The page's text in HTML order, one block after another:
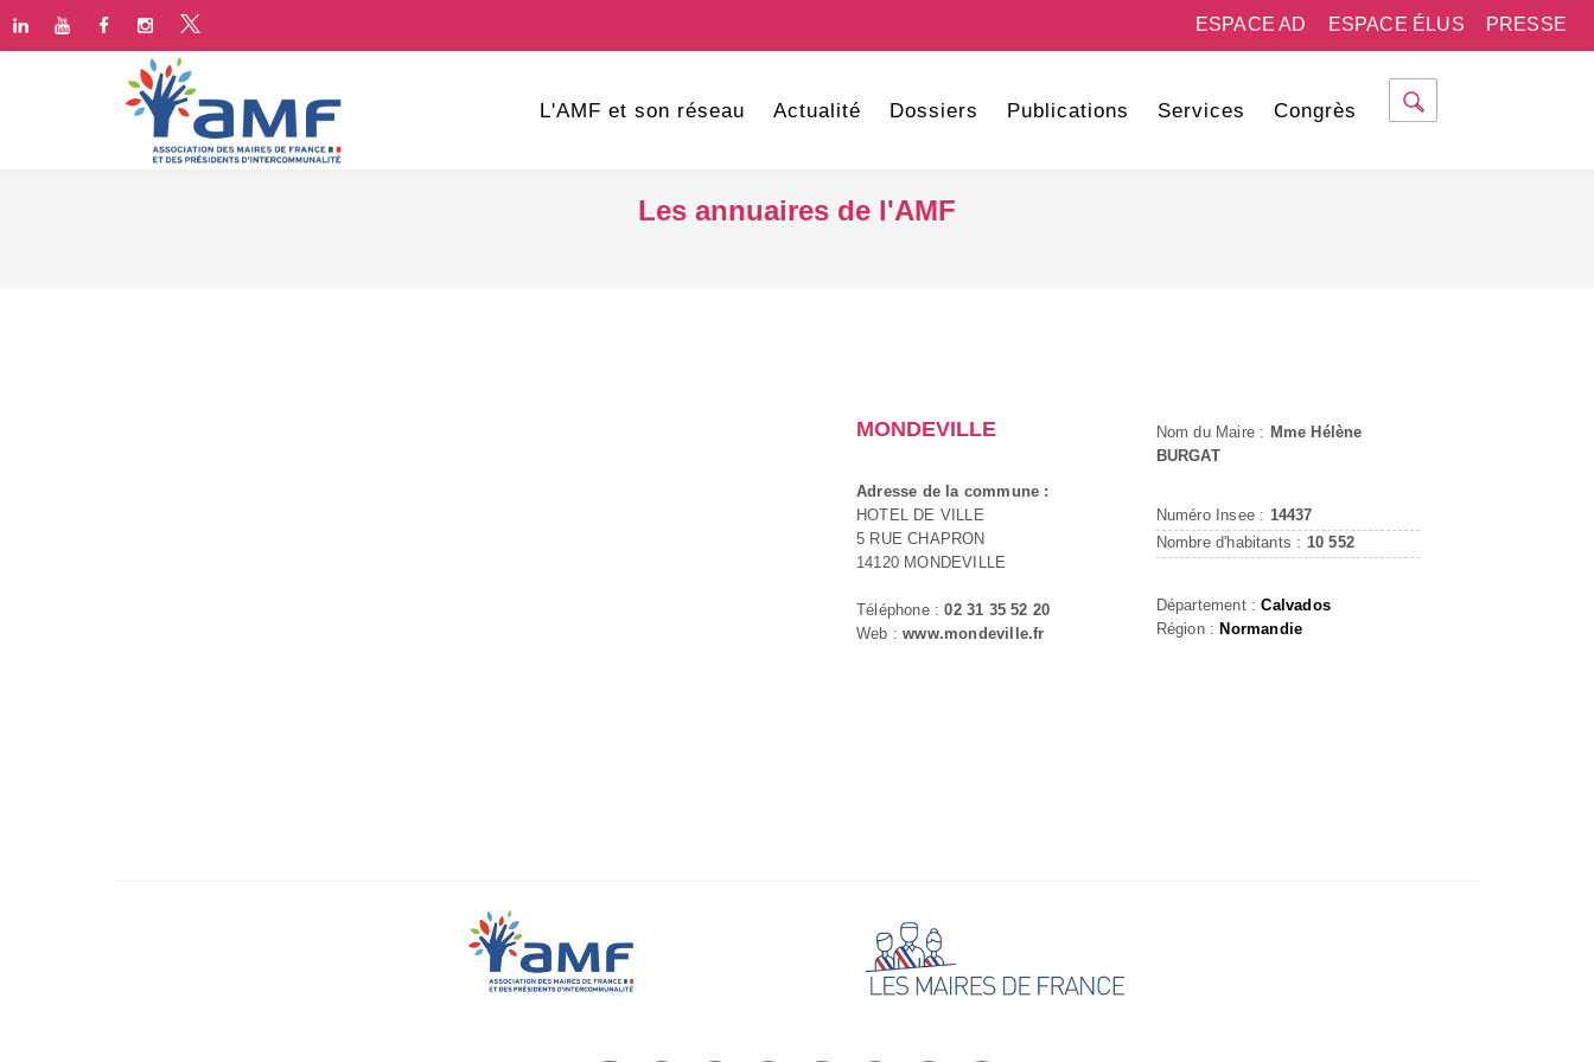
PRESSE
ESPACE ÉLUS
ESPACE AD
L'AMF et son réseau Actualité Dossiers Publications Services Congrès
Les annuaires de l'AMF
MONDEVILLE
Adresse de la commune :
HOTEL DE VILLE
5 RUE CHAPRON
14120 MONDEVILLE
Téléphone :02 31 35 52 20
Web :www.mondeville.fr
Nom du Maire : Mme Hélène
BURGAT
Numéro Insee : 14437
Nombre d'habitants : 10 552
Département :Calvados
Région : Normandie